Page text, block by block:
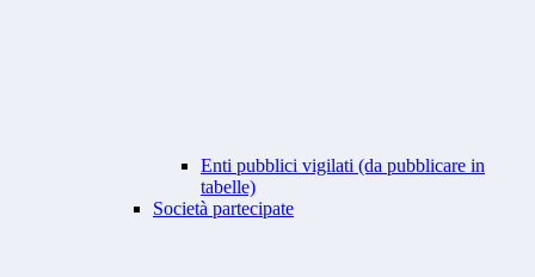
Enti pubblici vigilati (da pubblicare in
tabelle)
Società partecipate